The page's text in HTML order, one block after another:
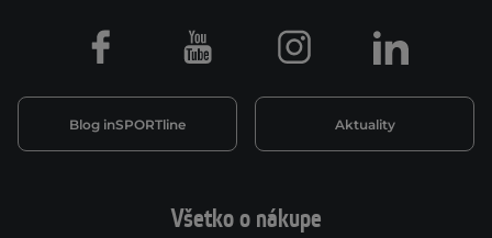
Všetko o nákupe
Blog inSPORTline Aktuality
Facebook Youtube Instagram LinkedIn